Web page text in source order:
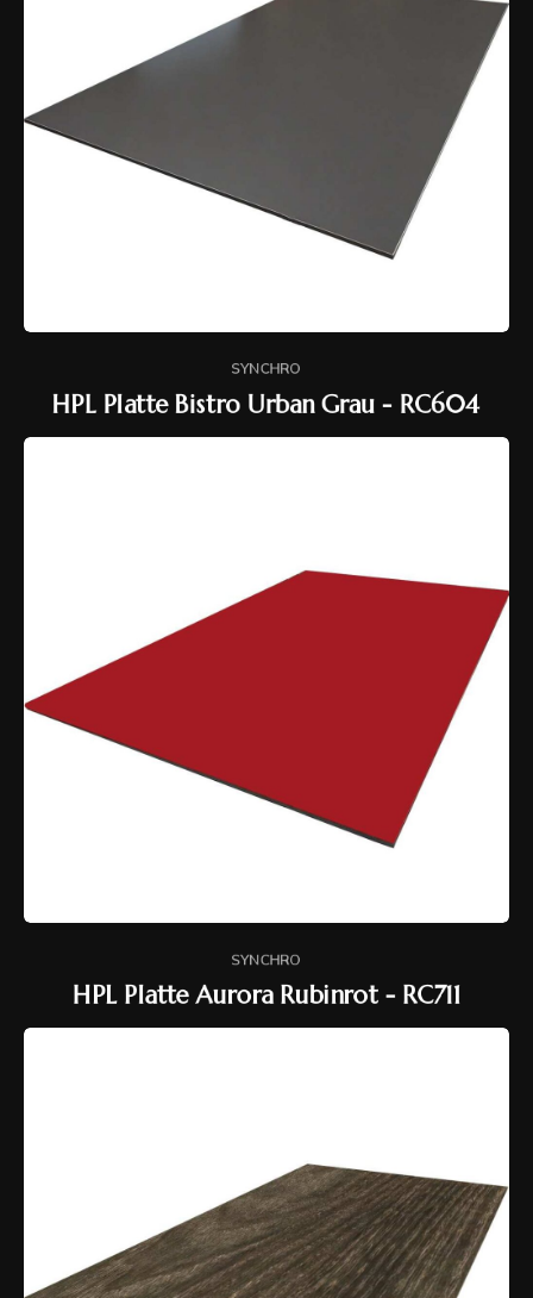
SYNCHRO
HPL Platte Bistro Urban Grau - RC604
SYNCHRO
HPL Platte Aurora Rubinrot - RC711